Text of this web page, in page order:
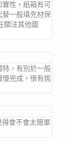
實性，紙箱有可
替一般填充材保
關注其他圖
特，有別於一般
慢完成，很有挑
會不會太簡單